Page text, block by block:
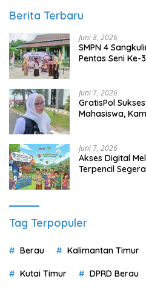
Berita Terbaru
Juni 8, 2026
SMPN 4
Pentas Seni Ke-
Juni 7, 2026
GratisPol
Mahasiswa,
Juni 7, 2026
Akses Digital
Terpencil
Tag Terpopuler
Berau Kalimantan Timur
Kutai Timur DPRD Berau